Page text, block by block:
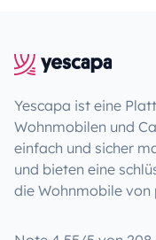
Yescapa ist eine
Wohnmobilen und
einfach und sicher
und bieten eine
die Wohnmobile